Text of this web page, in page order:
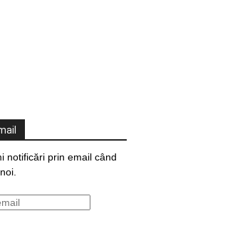
notificări prin email când